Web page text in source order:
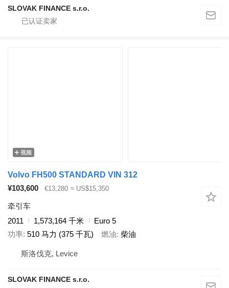
SLOVAK FINANCE s.r.o.
视频
Volvo FH500 STANDARD VIN 312
¥103,600
€13,280 ≈ US$15,350
牵引车
2011
1,573,164 千米
Euro 5
功率 510 马力 (375 千瓦) 燃油 柴油
斯洛伐克, Levice
SLOVAK FINANCE s.r.o.